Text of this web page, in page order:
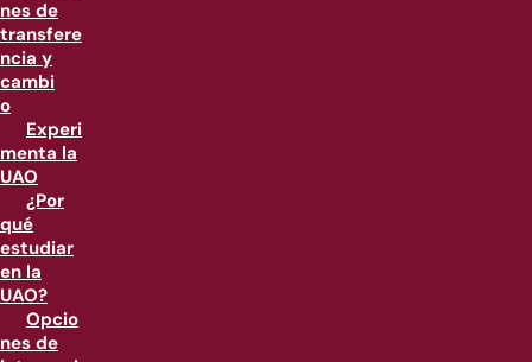
nes de
transfere
ncia y
cambi
o
Experi
menta la
UAO
¿Por
qué
estudiar
en la
UAO?
Opcio
nes de